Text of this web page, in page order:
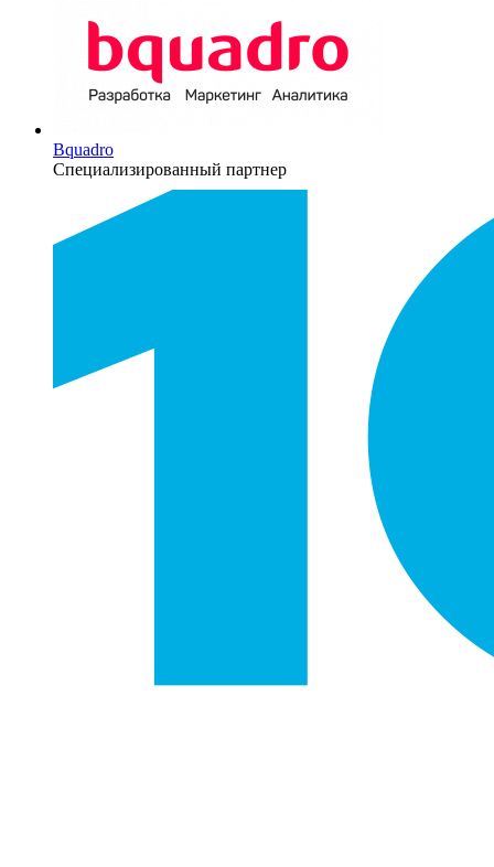
Bquadro
Специализированный партнер